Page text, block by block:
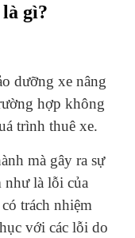
gì?
dưỡng xe nâng
hợp không
trình thuê xe.
mà gây ra sự
như là lỗi của
trách nhiệm
với các lỗi do